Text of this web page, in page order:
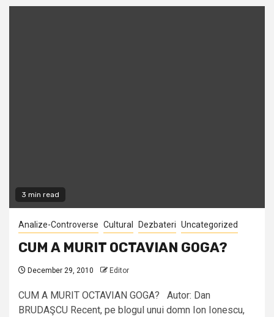
3 min read
Analize-Controverse Cultural Dezbateri Uncategorized
CUM A MURIT OCTAVIAN GOGA?
December 29, 2010 Editor
CUM A MURIT OCTAVIAN GOGA? Autor: Dan
BRUDAŞCU Recent, pe blogul unui domn Ion Ionescu,